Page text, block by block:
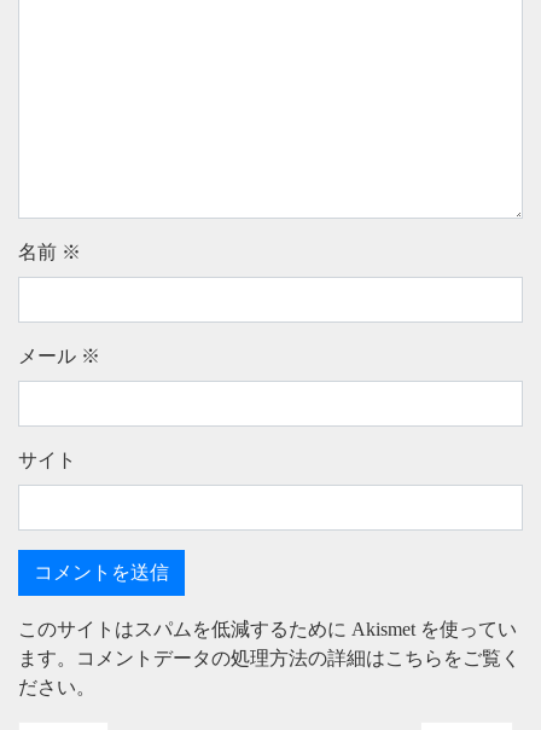
名前 ※
メール ※
サイト
このサイトはスパムを低減するために Akismet を使ってい
ます。
コメントデータの処理方法の詳細はこちらをご覧く
ださい。